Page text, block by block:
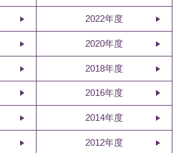
2022年度
2020年度
2018年度
2016年度
2014年度
2012年度